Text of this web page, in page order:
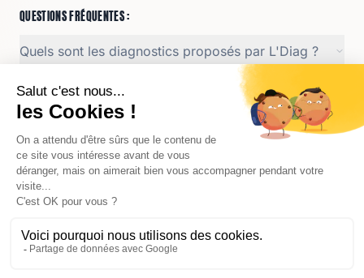
QUESTIONS FRÉQUENTES :
Quels sont les diagnostics proposés par L'Diag ?
Quelles sont les horaires d'intervention de L'Diag ?
Quelles sont les méthodes de paiement acceptées
par L'Diag ?
Qui est le gérant de L'Diag ?
JOOLE